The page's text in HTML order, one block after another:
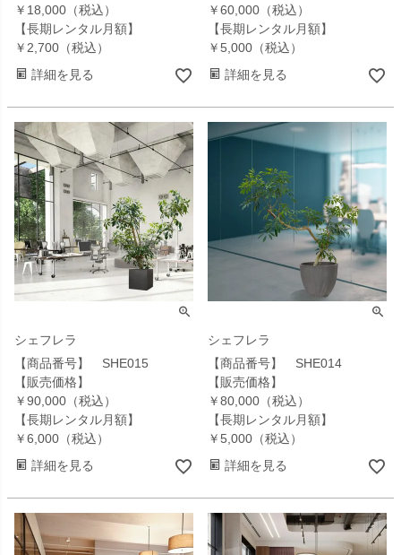
￥18,000（税込）
【長期レンタル月額】
￥2,700（税込）
詳細を見る
￥60,000（税込）
【長期レンタル月額】
￥5,000（税込）
詳細を見る
シェフレラ
【商品番号】 SHE015
【販売価格】
￥90,000（税込）
【長期レンタル月額】
￥6,000（税込）
詳細を見る
シェフレラ
【商品番号】 SHE014
【販売価格】
￥80,000（税込）
【長期レンタル月額】
￥5,000（税込）
詳細を見る